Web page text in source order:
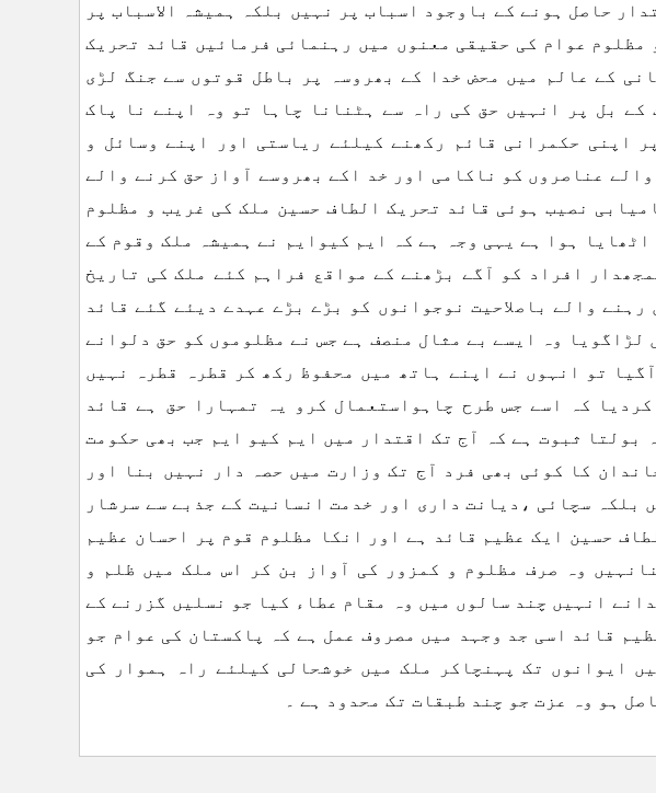
حاصل ہونے کے باوجود اسباب پر نہیں بلکہ ہمیشہ الاسباب پر
مظلوم عوام کی حقیقی معنوں میں رہنمائی فرمائیں قائد تحریک
کے عالم میں محض خدا کے بھروسہ پر باطل قوتوں سے جنگ لڑی
کے بل پر انہیں حق کی راہ سے ہٹنانا چاہا تو وہ اپنے نا پاک
اپنی حکمرانی قائم رکھنے کیلئے ریاستی اور اپنے وسائل و
عناصروں کو ناکامی اور خد اکے بھروسے آواز حق کرنے والے
نصیب ہوئی قائد تحریک الطاف حسین ملک کی غریب و مظلوم
ہوا ہے یہی وجہ ہے کہ ایم کیوایم نے ہمیشہ ملک وقوم کے
افراد کو آگے بڑھنے کے مواقع فراہم کئے ملک کی تاریخ
والے باصلاحیت نوجوانوں کو بڑے بڑے عہدے دیئے گئے قائد
لڑاگویا وہ ایسے بے مثال منصف ہے جس نے مظلوموں کو حق دلوانے
تو انہوں نے اپنے ہاتھ میں محفوظ رکھ کر قطرہ قطرہ نہیں
کہ اسے جس طرح چاہواستعمال کرو یہ تمہارا حق ہے قائد
بولتا ثبوت ہے کہ آج تک اقتدار میں ایم کیو ایم جب بھی حکومت
کا کوئی بھی فرد آج تک وزارت میں حصہ دار نہیں بنا اور
بلکہ سچائی ،دیانت داری اور خدمت انسانیت کے جذبے سے سرشار
حسین ایک عظیم قائد ہے اور انکا مظلوم قوم پر احسان عظیم
وہ صرف مظلوم و کمزور کی آواز بن کر اس ملک میں ظلم و
انہیں چند سالوں میں وہ مقام عطاء کیا جو نسلیں گزرنے کے
قائد اسی جد وجہد میں مصروف عمل ہے کہ پاکستان کی عوام جو
ایوانوں تک پہنچاکر ملک میں خوشحالی کیلئے راہ ہموار کی
ہو وہ عزت جو چند طبقات تک محدود ہے ۔